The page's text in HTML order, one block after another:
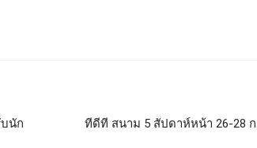
บนัก
ทีดีที สนาม 5 สัปดาห์หน้า 26-28